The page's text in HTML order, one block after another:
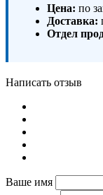
Цена: по
Доставка:
Отдел
Написать отзыв
Ваше имя